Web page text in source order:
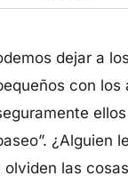
dejar a
con los
¿Alguien
olviden las